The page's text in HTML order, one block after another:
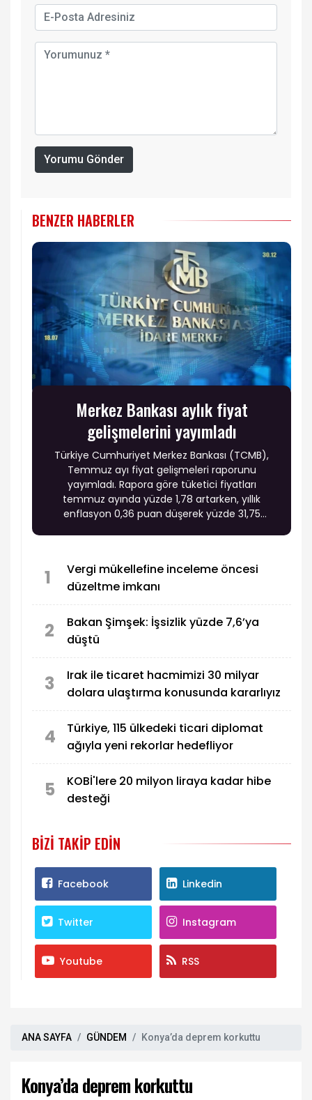
Yorumu Gönder
BENZER HABERLER
Merkez Bankası aylık fiyat
gelişmelerini yayımladı
Türkiye Cumhuriyet Merkez Bankası (TCMB),
Temmuz ayı fiyat gelişmeleri raporunu
yayımladı. Rapora göre tüketici fiyatları
temmuz ayında yüzde 1,78 artarken, yıllık
enflasyon 0,36 puan düşerek yüzde 31,75
görünümünde belirleyici oldu.
1
Vergi mükellefine inceleme öncesi
düzeltme imkanı
2
Bakan Şimşek: İşsizlik yüzde 7,6’ya
düştü
3
Irak ile ticaret hacmimizi 30 milyar
dolara ulaştırma konusunda kararlıyız
4
Türkiye, 115 ülkedeki ticari diplomat
ağıyla yeni rekorlar hedefliyor
5
KOBİ'lere 20 milyon liraya kadar hibe
desteği
BIZI TAKIP EDIN
Facebook Linkedin
Twitter Instagram
Youtube RSS
ANA SAYFA GÜNDEM Konya’da deprem korkuttu
Konya’da deprem korkuttu